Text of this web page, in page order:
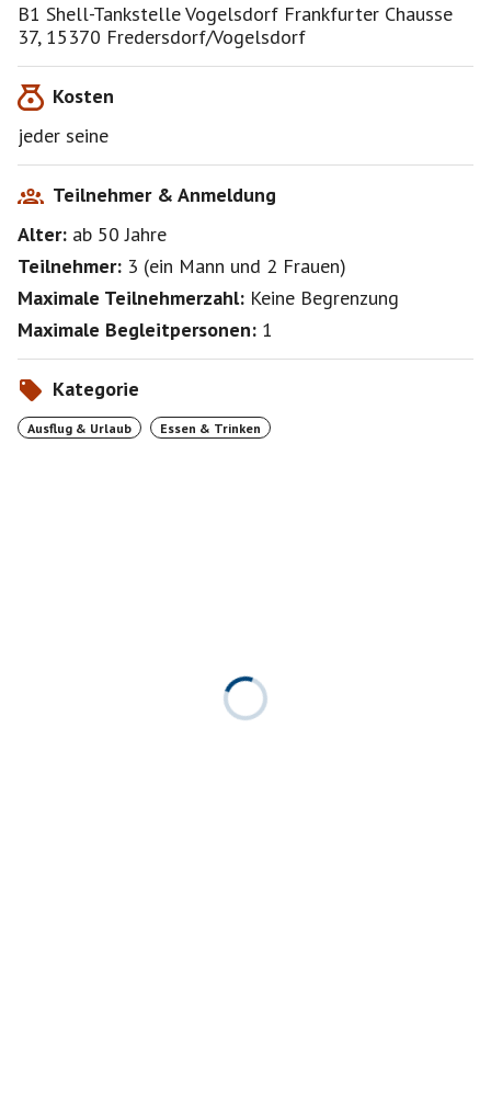
B1 Shell-Tankstelle Vogelsdorf Frankfurter Chausse
37, 15370 Fredersdorf/Vogelsdorf
Kosten
jeder seine
Teilnehmer & Anmeldung
Alter: ab 50Jahre
Teilnehmer: 3 (ein Mann und 2 Frauen)
Maximale Teilnehmerzahl: Keine Begrenzung
Maximale Begleitpersonen: 1
Kategorie
Ausflug & Urlaub Essen & Trinken